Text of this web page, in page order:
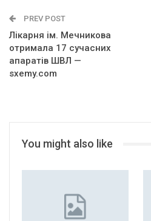
PREV POST
Лікарня ім. Мечникова
отримала 17 сучасних
апаратів ШВЛ —
sxemy.com
You might also like